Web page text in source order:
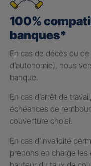
100%
banques*
En cas de décès ou
d’autonomie), nous
banque.
En cas d’arrêt de
échéances de
couverture choisi.
En cas d’invalidité
prenons en charge